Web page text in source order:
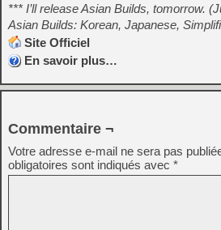
*** I’ll release Asian Builds, tomorrow.
Asian Builds: Korean, Japanese,
Site Officiel
En savoir plus…
Commentaire ¬
Votre adresse e-mail ne sera pas
obligatoires sont indiqués avec *